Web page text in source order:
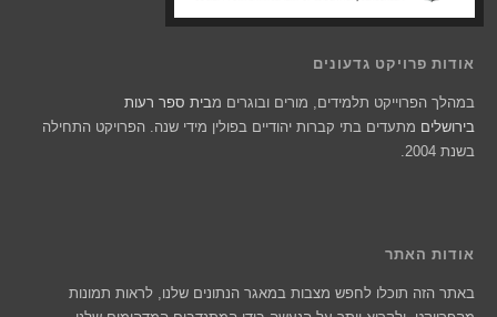
אודות פרויקט גדעונים
במהלך הפרוייקט תלמידים, מורים ובוגרים מבית ספר רעות
בירושלים מתעדים בתי קברות יהודיים בפולין מידי שנה. הפרויקט התחילה
בשנת 2004.
אודות האתר
באתר הזה תוכלו לחפש מצבות במאגר הנתונים שלנו, לראות תמונות